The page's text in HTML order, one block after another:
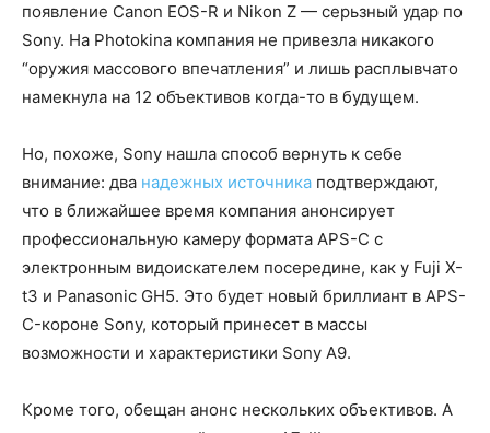
появление Canon EOS-R и Nikon Z — серьзный удар по
Sony. На Photokina компания не привезла никакого
“оружия массового впечатления” и лишь расплывчато
намекнула на 12 объективов когда-то в будущем.
Но, похоже, Sony нашла способ вернуть к себе
внимание: два надежных источника подтверждают,
что в ближайшее время компания анонсирует
профессиональную камеру формата APS-C с
электронным видоискателем посередине, как у Fuji X-
t3 и Panasonic GH5. Это будет новый бриллиант в APS-
C-короне Sony, который принесет в массы
возможности и характеристики Sony A9.
Кроме того, обещан анонс нескольких объективов. А